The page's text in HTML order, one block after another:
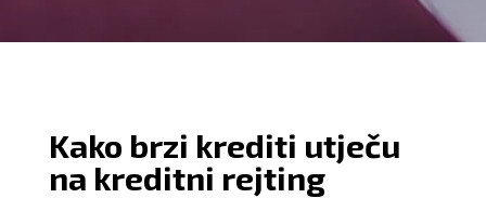
Kako brzi krediti utječu
na kreditni rejting